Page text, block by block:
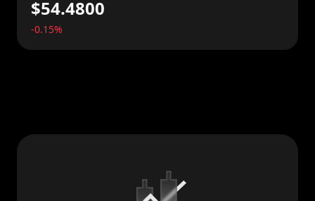
$54.4800
-0.15%